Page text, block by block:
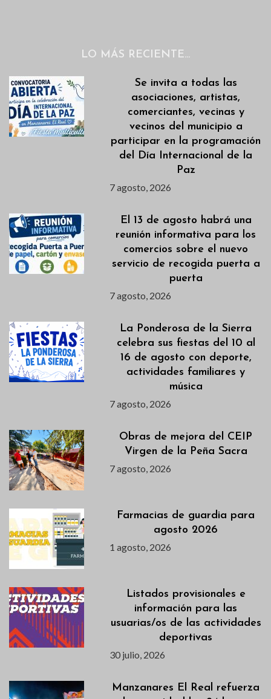
LO MÁS RECIENTE…
Se invita a todas las
asociaciones, artistas,
comerciantes, vecinas y
vecinos del municipio a
participar en la programación
del Día Internacional de la
Paz
7 agosto, 2026
El 13 de agosto habrá una
reunión informativa para los
comercios sobre el nuevo
servicio de recogida puerta a
puerta
7 agosto, 2026
La Ponderosa de la Sierra
celebra sus fiestas del 10 al
16 de agosto con deporte,
actividades familiares y
música
7 agosto, 2026
Obras de mejora del CEIP
Virgen de la Peña Sacra
7 agosto, 2026
Farmacias de guardia para
agosto 2026
1 agosto, 2026
Listados provisionales e
información para las
usuarias/os de las actividades
deportivas
30 julio, 2026
Manzanares El Real refuerza